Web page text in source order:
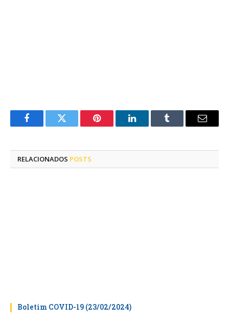
FacebookTwitter Pinterest LinkedInTumblr
E-
RELACIONADOS POSTS
Boletim COVID-19 (23/02/2024)